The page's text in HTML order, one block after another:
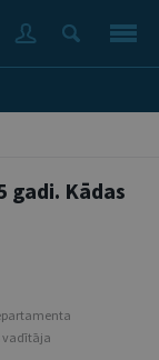
gadi. Kādas
vadītāja